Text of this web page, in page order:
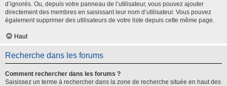
d’ignorés. Ou, depuis votre panneau de l’utilisateur, vous pouvez ajouter
directement des membres en saisissant leur nom d’utilisateur. Vous pouvez
également supprimer des utilisateurs de votre liste depuis cette même page.
Haut
Recherche dans les forums
Comment rechercher dans les forums ?
Saisissez un terme à rechercher dans la zone de recherche située en haut des